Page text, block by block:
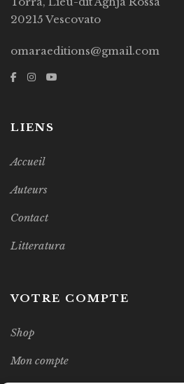
20215 Vescovato
omaraeditions@gmail.com
LIENS
Accueil
Auteurs
Contact
Litteratura
VOTRE COMPTE
Shop
Mon compte